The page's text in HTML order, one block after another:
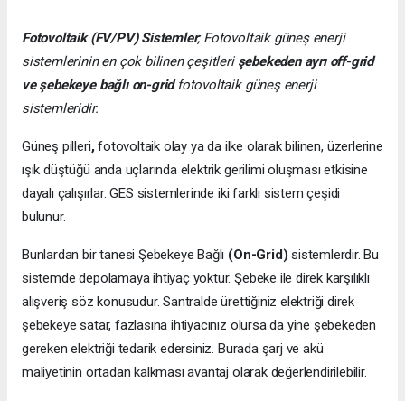
Fotovoltaik (FV/PV) Sistemler; Fotovoltaik güneş enerji
sistemlerinin en çok bilinen çeşitleri şebekeden ayrı off-grid
ve şebekeye bağlı on-gridfotovoltaik güneş enerji
sistemleridir.
Güneş pilleri,fotovoltaik olay ya da ilke olarak bilinen, üzerlerine
ışık düştüğü anda uçlarında elektrik gerilimi oluşması etkisine
dayalı çalışırlar. GES sistemlerinde iki farklı sistem çeşidi
bulunur.
Bunlardan bir tanesi Şebekeye Bağlı (On-Grid) sistemlerdir. Bu
sistemde depolamaya ihtiyaç yoktur. Şebeke ile direk karşılıklı
alışveriş söz konusudur. Santralde ürettiğiniz elektriği direk
şebekeye satar, fazlasına ihtiyacınız olursa da yine şebekeden
gereken elektriği tedarik edersiniz. Burada şarj ve akü
maliyetinin ortadan kalkması avantaj olarak değerlendirilebilir.